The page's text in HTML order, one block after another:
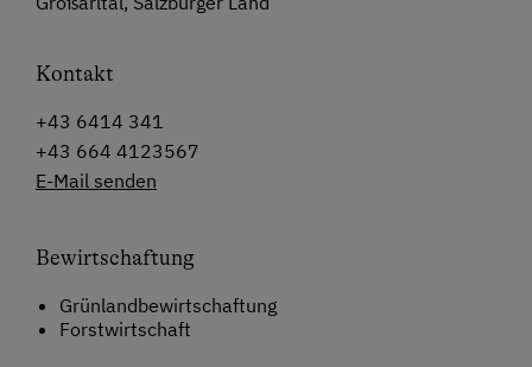
Kontakt
+43 6414 341
+43 664 4123567
E-Mail senden
Bewirtschaftung
Grünlandbewirtschaftung
Forstwirtschaft